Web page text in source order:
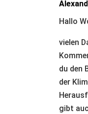
Hallo
vielen
du den
der
gibt